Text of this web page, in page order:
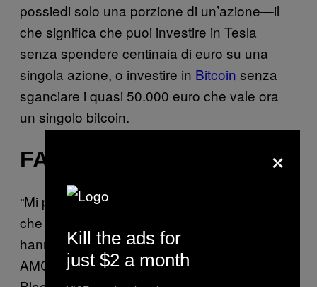
possiedi solo una porzione di un’azione—il
che significa che puoi investire in Tesla
senza spendere centinaia di euro su una
singola azione, o investire in Bitcoin senza
sganciare i quasi 50.000 euro che vale ora
un singolo bitcoin.
FAI I COMPITI A CASA
“Mi piacciono quei titoli,” è la giustificazione
che molti redditor hanno addotto quando
hanno scelto di gettare tutti i loro risparmi su
AMC Entertainment, GameStop, Nokia e
×
Kill the ads for
just $2 a month